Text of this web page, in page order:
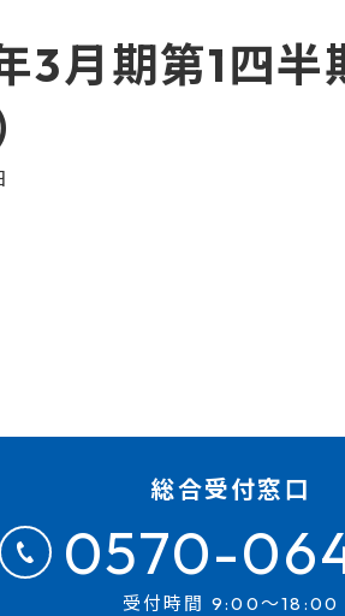
3月期第1四半
総合受付窓口
0570-
受付時間 9:00～18:00